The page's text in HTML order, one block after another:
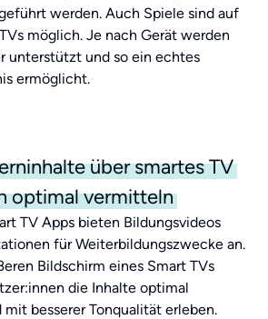
werden. Auch Spiele sind auf
möglich. Je nach Gerät werden
unterstützt und so ein echtes
ermöglicht.
über smartes TV
optimal vermitteln
TV Apps bieten Bildungsvideos
für Weiterbildungszwecke an.
Bildschirm eines Smart TVs
die Inhalte optimal
besserer Tonqualität erleben.